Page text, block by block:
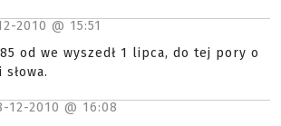
2010 @ 15:51
od we wyszedł 1 lipca, do tej pory o
12-2010 @ 16:08